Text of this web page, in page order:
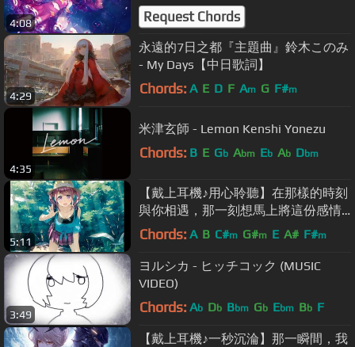
4:08
幕Request Chords
4:29
永遠的7日之都『主題曲』鈴木このみ
- My Days【中日歌詞】
Chords: A E D F Am G F#m
4:35
米津玄師 - Lemon Kenshi Yonezu
Chords: B E Gb Abm Eb Ab Dbm
5:11
【戴上耳機♪用心聆聽】在那樣的時刻
與你相遇，那一刻想馬上將這份感情
傳達給你！
Chords: A B C#m G#m E A# F#m
3:49
ヨルシカ - ヒッチコック (MUSIC
VIDEO)
Chords: Ab Db Bbm Gb Ebm Bb F
【戴上耳機♪一秒沉淪】那一瞬間，我